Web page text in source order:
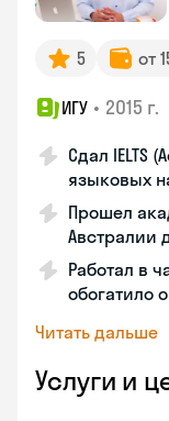
5 от
ИГУ • 2015 г.
Сдал IELTS
языковых
Прошел
Австралии
Работал в
обогатило
Читать дальше
Услуги и